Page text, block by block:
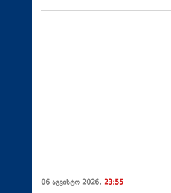
06 აგვისტო 2026, 23:55